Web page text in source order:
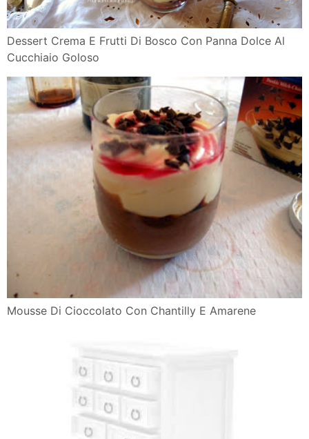
Dessert Crema E Frutti Di Bosco Con Panna Dolce Al
Cucchiaio Goloso
Mousse Di Cioccolato Con Chantilly E Amarene